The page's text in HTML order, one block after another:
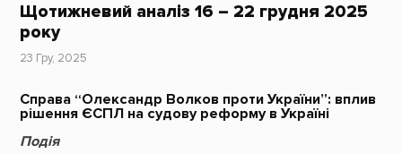
Щотижневий аналіз 16 – 22 грудня 2025
року
23 Гру, 2025
Справа “Олександр Волков проти України”: вплив
рішення ЄСПЛ на судову реформу в Україні
Подія